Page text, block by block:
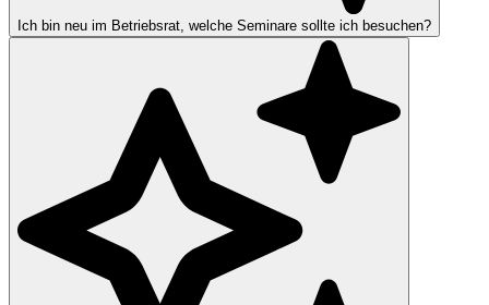
Ich bin neu im Betriebsrat, welche Seminare sollte ich besuchen?